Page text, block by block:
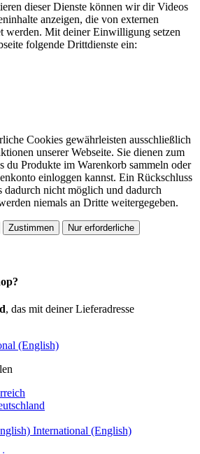
dieser Dienste können wir dir Videos
anzeigen, die von externen
werden. Mit deiner Einwilligung setzen
folgende Drittdienste ein:
Cookies gewährleisten ausschließlich
unserer Webseite. Sie dienen zum
du Produkte im Warenkorb sammeln oder
einloggen kannst. Ein Rückschluss
dadurch nicht möglich und dadurch
niemals an Dritte weitergegeben.
Zustimmen Nur erforderliche
, das mit deiner Lieferadresse
(English)
International (English)